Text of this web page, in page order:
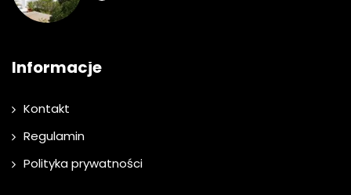
Informacje
Kontakt
Regulamin
Polityka prywatności